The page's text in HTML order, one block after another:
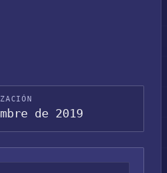
de 2019